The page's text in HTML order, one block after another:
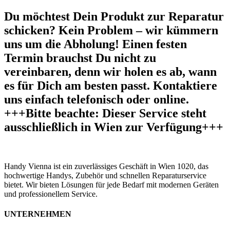
Du möchtest Dein Produkt zur Reparatur
schicken? Kein Problem – wir kümmern
uns um die Abholung! Einen festen
Termin brauchst Du nicht zu
vereinbaren, denn wir holen es ab, wann
es für Dich am besten passt. Kontaktiere
uns einfach telefonisch oder online.
+++Bitte beachte: Dieser Service steht
ausschließlich in Wien zur Verfügung+++
Handy Vienna ist ein zuverlässiges Geschäft in Wien 1020, das
hochwertige Handys, Zubehör und schnellen Reparaturservice
bietet. Wir bieten Lösungen für jede Bedarf mit modernen Geräten
und professionellem Service.
UNTERNEHMEN